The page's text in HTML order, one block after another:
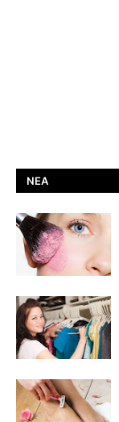
ΝΈΑ